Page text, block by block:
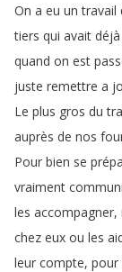
On a eu un travail
tiers qui avait déjà
quand on est
juste remettre a
Le plus gros du
auprès de nos
Pour bien se
vraiment
les accompagner,
chez eux ou les
leur compte, pour